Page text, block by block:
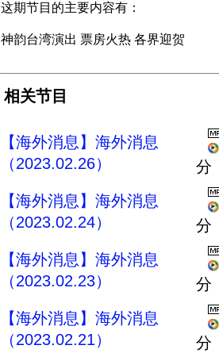
这期节目的主要内容有：
神韵台湾演出 票房火热 各界迎贺
相关节目
【海外消息】海外消息
（2023.02.26）
分
【海外消息】海外消息
（2023.02.24）
分
【海外消息】海外消息
（2023.02.23）
分
【海外消息】海外消息
（2023.02.21）
分